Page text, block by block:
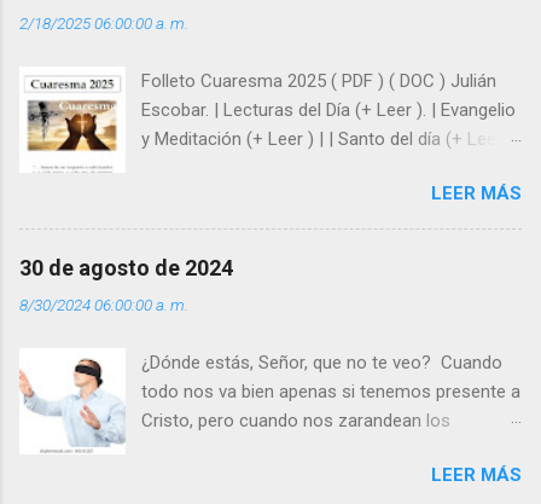
siempre está pendiente de nosotros. Amar es
y protegidos por nosotros. “ Señor, soy un
árbol sin frutos, pero tú me das la savia para
que al menos mis ramas y hojas den sombra
super hombre? - ¿Superas tu fragilidad con la
gracia de Dios? Julián Escobar. | Lecturas del
Día (+ Leer ). | Evangelio y Meditación (+ Leer ) |
2/18/2025 06:00:00 a. m.
Folleto Cuaresma 2025 ( PDF ) ( DOC ) Julián
Escobar. | Lecturas del Día (+ Leer ). | Evangelio
y Meditación (+ Leer ) | | Santo del día (+ Leer )
LEER MÁS
30 de agosto de 2024
8/30/2024 06:00:00 a. m.
¿Dónde estás, Señor, que no te veo? Cuando
todo nos va bien apenas si tenemos presente a
Cristo, pero cuando nos zarandean los
“¿Dónde estás, Señor, que no te veo, que me
LEER MÁS